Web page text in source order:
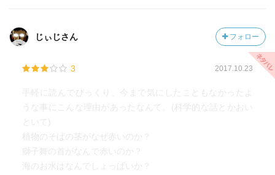
じぃじさん フォロー
3 2017.10.23
手軽に読んでびっくり、今まで気にしたこともなかったよ
うな事にこんな理由があったなんて。(科学的な話とかおい
といて)
植物のそばの茎がなぜ赤いのか？
獅子舞の首がなんで赤いのか？
海のお水はなんでしょっぱいか？